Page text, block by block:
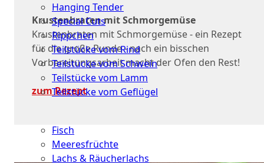
Hanging Tender
Special Cuts
Rippchen
Teilstücke vom Rind
Teilstücke vom Schwein
Teilstücke vom Lamm
Teilstücke vom Geflügel
Fisch
Meeresfrüchte
Lachs & Räucherlachs
Krustenbraten mit Schmorgemüse
Krustenbraten mit Schmorgemüse - ein Rezept
für die große Runde - nach ein bisschen
Vorbereitungsarbeit macht der Ofen den Rest!
zum Rezept